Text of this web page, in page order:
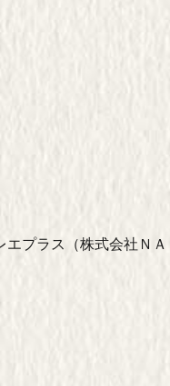
プラス（株式会社Ｎ